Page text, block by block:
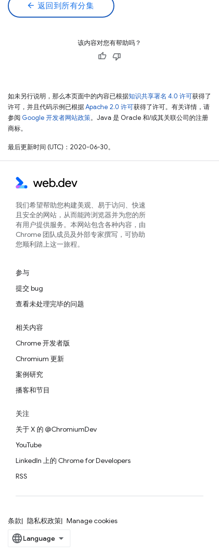
arrow_back 返回到所有分集
该内容对您有帮助吗？
如未另行说明，那么本页面中的内容已根据知识共享署名 4.0 许可获得了
许可，并且代码示例已根据Apache 2.0 许可获得了许可。有关详情，请
参阅 Google 开发者网站政策。Java 是 Oracle 和/或其关联公司的注册
商标。
最后更新时间 (UTC)：2020-06-30。
我们希望帮助您构建美观、易于访问、快速
且安全的网站，从而能跨浏览器并为您的所
有用户提供服务。本网站包含各种内容，由
Chrome 团队成员及外部专家撰写，可协助
您顺利踏上这一旅程。
参与
提交 bug
查看未处理完毕的问题
相关内容
Chrome 开发者版
Chromium 更新
案例研究
播客和节目
关注
关于 X 的 @ChromiumDev
YouTube
LinkedIn 上的 Chrome for Developers
RSS
条款 隐私权政策 Manage cookies